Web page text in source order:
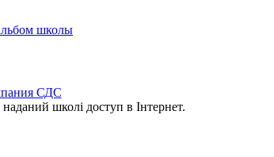
школі доступ в Інтернет.